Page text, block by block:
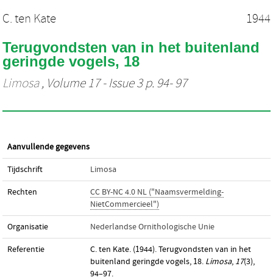
C. ten Kate 1944
Terugvondsten van in het buitenland
geringde vogels, 18
Limosa, Volume 17 - Issue 3 p. 94- 97
Aanvullende gegevens
Tijdschrift Limosa
Rechten
CC BY-NC 4.0 NL ("Naamsvermelding-
NietCommercieel")
Organisatie Nederlandse Ornithologische Unie
Referentie
C. ten Kate. (1944). Terugvondsten van in het
buitenland geringde vogels, 18. Limosa, 17(3),
94–97.